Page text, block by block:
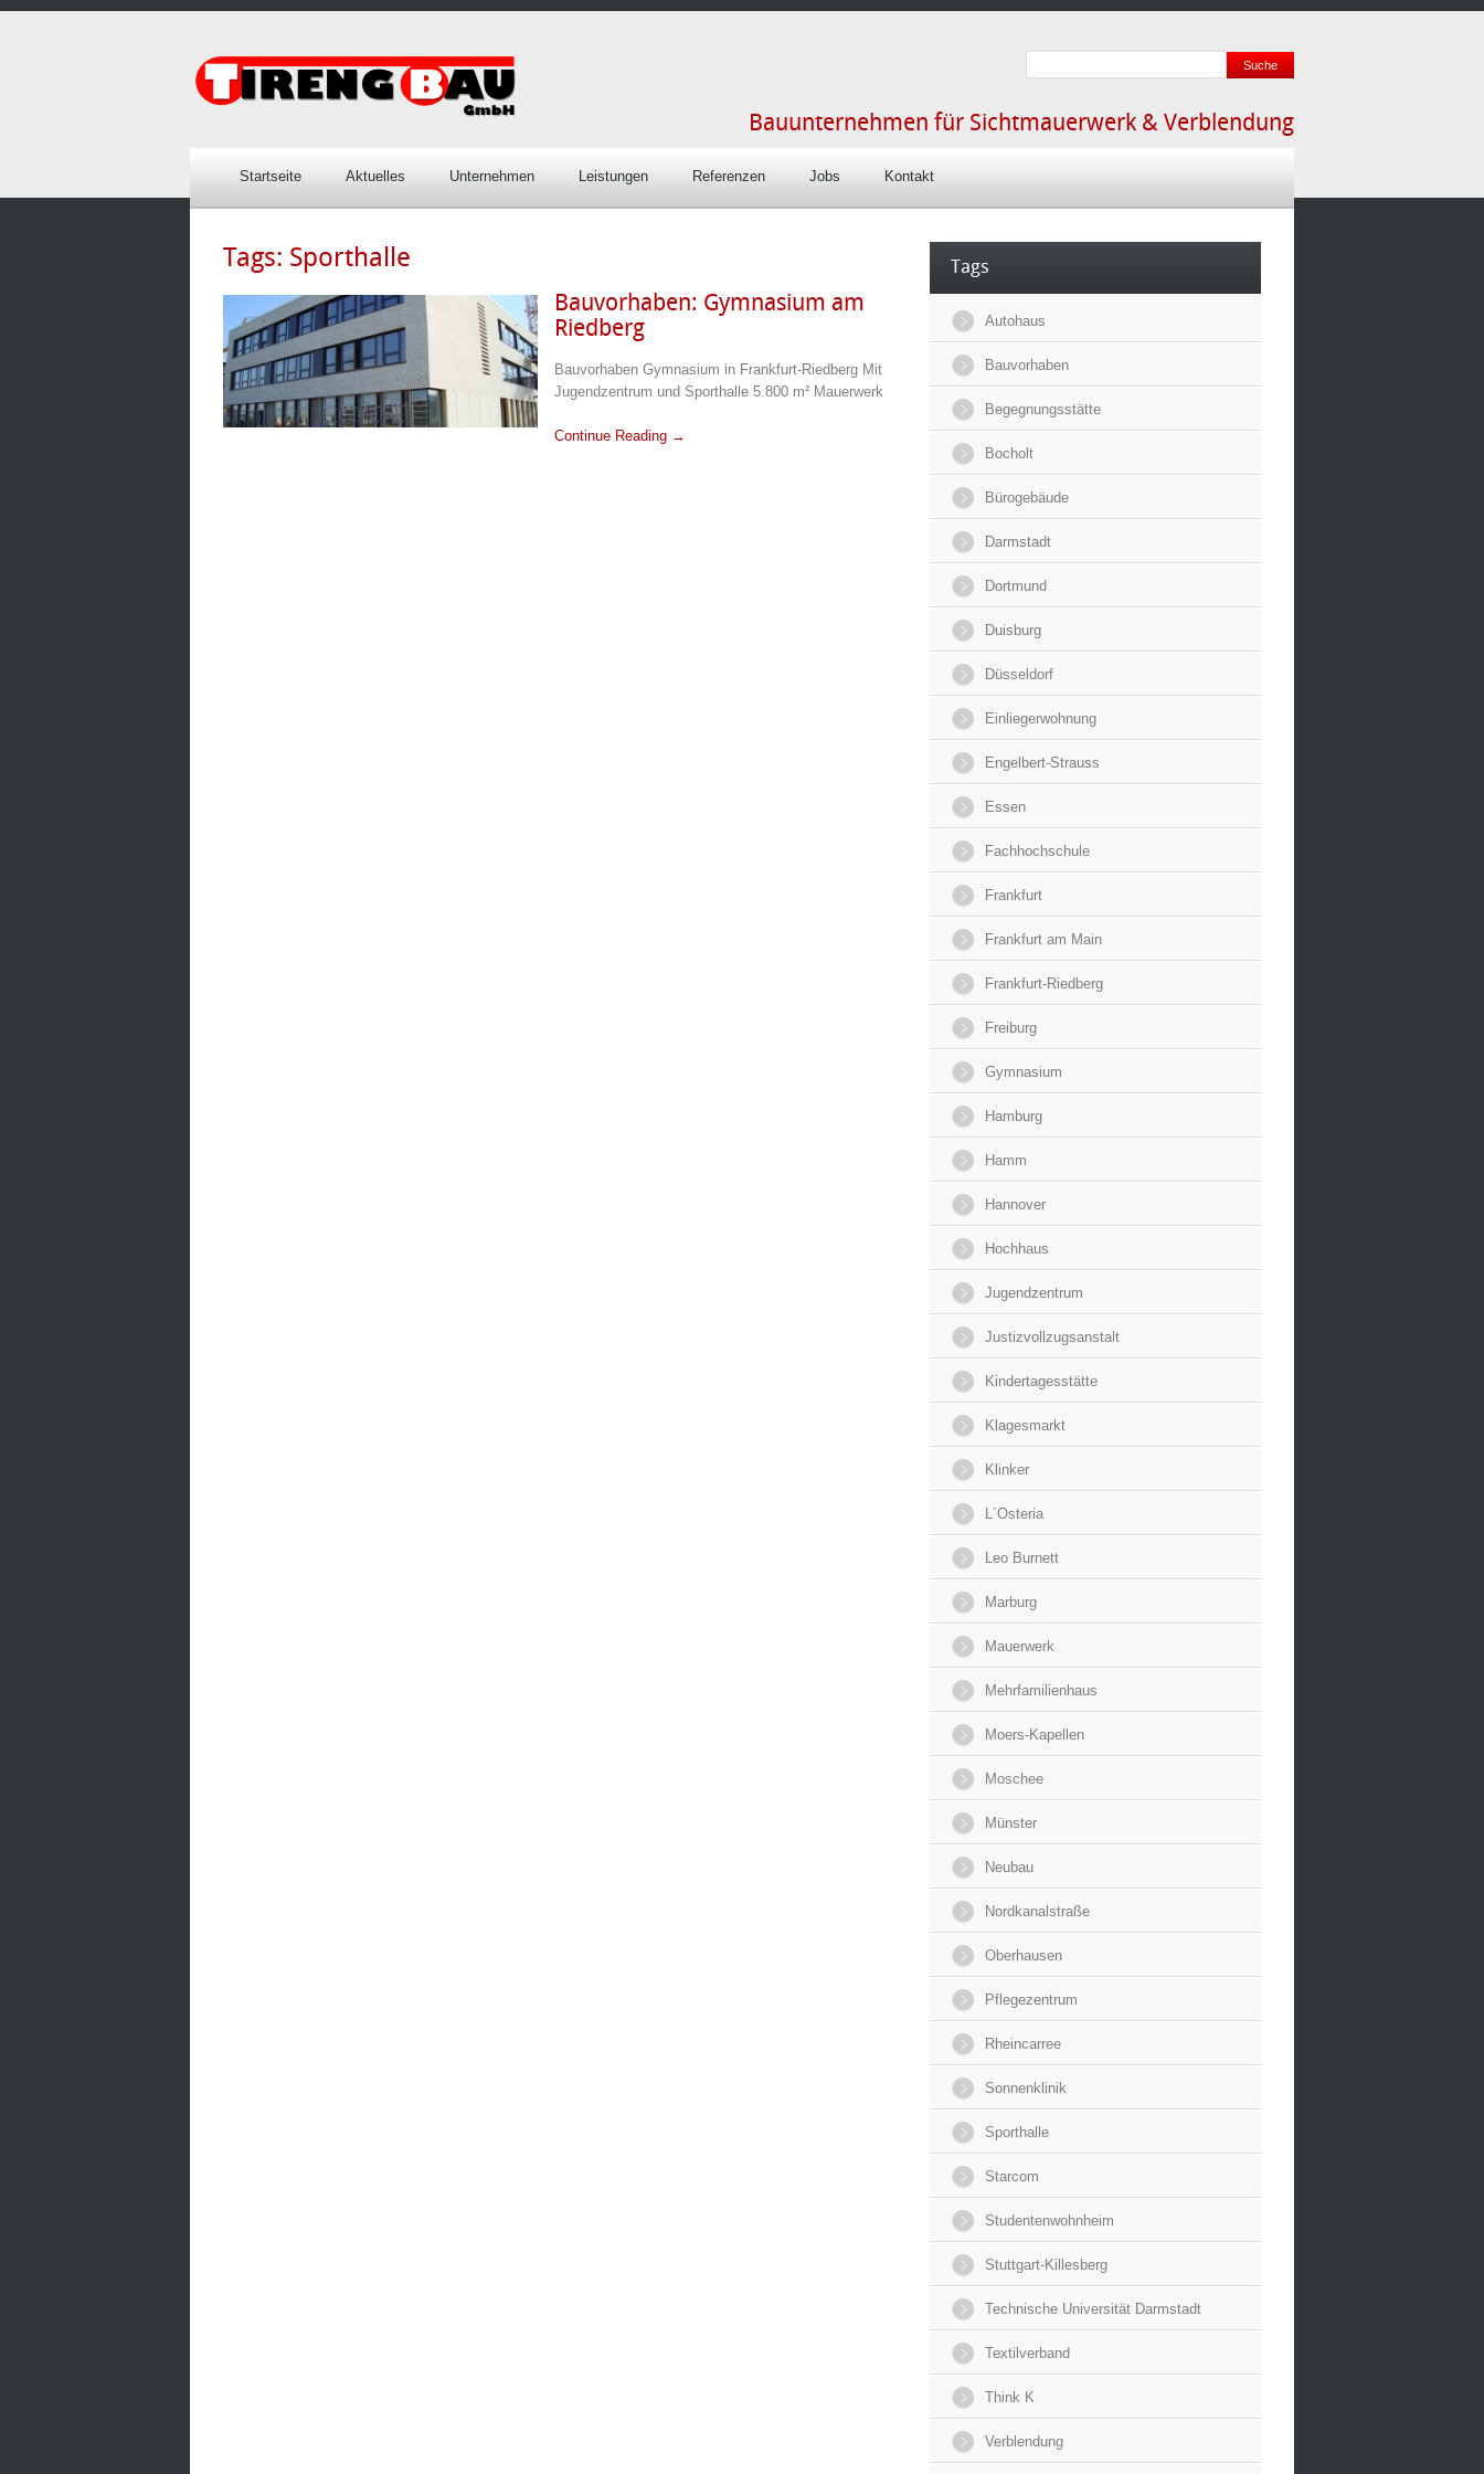
Bauunternehmen für Sichtmauerwerk & Verblendung
Startseite Aktuelles Unternehmen Leistungen Referenzen Jobs Kontakt
Tags
Autohaus
Bauvorhaben
Begegnungsstätte
Bocholt
Bürogebäude
Darmstadt
Dortmund
Duisburg
Düsseldorf
Einliegerwohnung
Engelbert-Strauss
Essen
Fachhochschule
Frankfurt
Frankfurt am Main
Frankfurt-Riedberg
Freiburg
Gymnasium
Hamburg
Hamm
Hannover
Hochhaus
Jugendzentrum
Justizvollzugsanstalt
Kindertagesstätte
Klagesmarkt
Klinker
L´Osteria
Leo Burnett
Marburg
Mauerwerk
Mehrfamilienhaus
Moers-Kapellen
Moschee
Münster
Neubau
Nordkanalstraße
Oberhausen
Pflegezentrum
Rheincarree
Sonnenklinik
Sporthalle
Starcom
Studentenwohnheim
Stuttgart-Killesberg
Technische Universität Darmstadt
Textilverband
Think K
Verblendung
Tags: Sporthalle
Bauvorhaben: Gymnasium am
Riedberg
Bauvorhaben Gymnasium in Frankfurt-Riedberg Mit
Jugendzentrum und Sporthalle 5.800 m² Mauerwerk
Continue Reading →